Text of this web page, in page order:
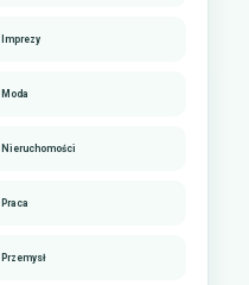
Imprezy
Moda
Nieruchomości
Praca
Przemysł